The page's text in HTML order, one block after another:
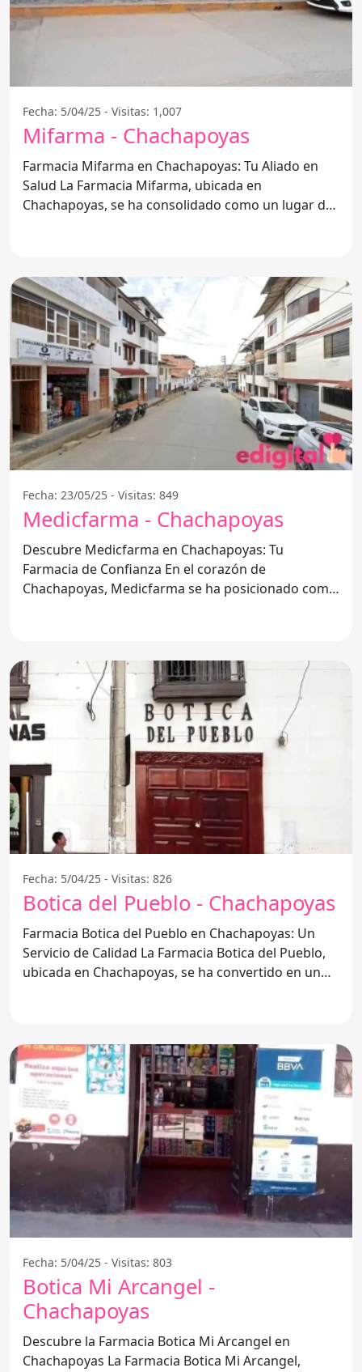
Fecha: 5/04/25 - Visitas: 1,007
Mifarma - Chachapoyas
Farmacia Mifarma en Chachapoyas: Tu Aliado en
Salud La Farmacia Mifarma, ubicada en
Chachapoyas, se ha consolidado como un lugar de
Fecha: 23/05/25 - Visitas: 849
Medicfarma - Chachapoyas
Descubre Medicfarma en Chachapoyas: Tu
Farmacia de Confianza En el corazón de
Chachapoyas, Medicfarma se ha posicionado como
Fecha: 5/04/25 - Visitas: 826
Botica del Pueblo - Chachapoyas
Farmacia Botica del Pueblo en Chachapoyas: Un
Servicio de Calidad La Farmacia Botica del Pueblo,
ubicada en Chachapoyas, se ha convertido en un
Fecha: 5/04/25 - Visitas: 803
Botica Mi Arcangel -
Chachapoyas
Descubre la Farmacia Botica Mi Arcangel en
Chachapoyas La Farmacia Botica Mi Arcangel,